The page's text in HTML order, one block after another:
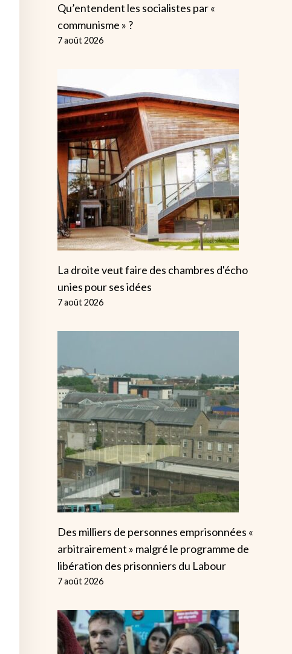
Qu’entendent les socialistes par «
communisme » ?
7 août 2026
La droite veut faire des chambres d'écho
unies pour ses idées
7 août 2026
Des milliers de personnes emprisonnées «
arbitrairement » malgré le programme de
libération des prisonniers du Labour
7 août 2026